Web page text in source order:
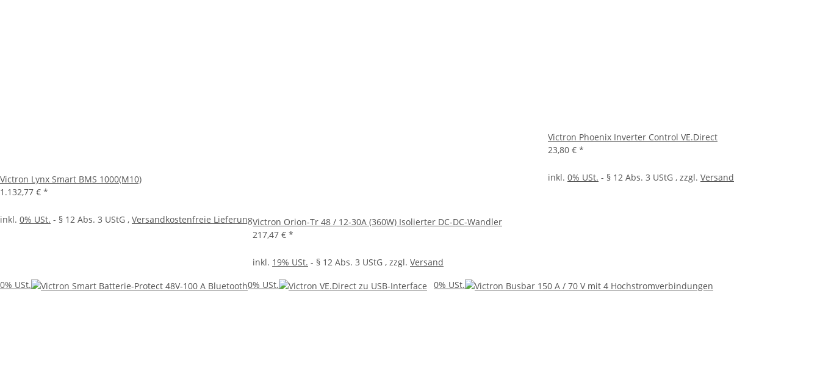
Victron Lynx Smart BMS 1000(M10)
1.132,77 € *
inkl. 0% USt. - § 12 Abs. 3 UStG , Versandkostenfreie LieferungVictron Orion-Tr 48 / 12-30A (360W) Isolierter DC-DC-Wandler
217,47 € *
inkl. 19% USt. - § 12 Abs. 3 UStG , zzgl. Versand
Victron Phoenix Inverter Control VE.Direct
23,80 € *
inkl. 0% USt. - § 12 Abs. 3 UStG , zzgl. Versand
0% USt. 0% USt. 0% USt.